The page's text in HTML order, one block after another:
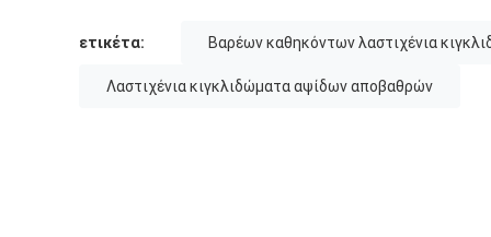
ετικέτα: Βαρέων καθηκόντων λαστιχένια
Λαστιχένια κιγκλιδώματα αψίδων αποβαθρών